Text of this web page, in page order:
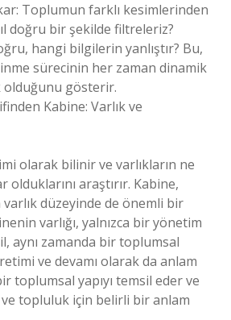
Toplumun farklı kesimlerinden
doğru bir şekilde filtreleriz?
hangi bilgilerin yanlıştır? Bu,
sürecinin her zaman dinamik
olduğunu gösterir.
Kabine: Varlık ve
olarak bilinir ve varlıkların ne
olduklarını araştırır. Kabine,
varlık düzeyinde de önemli bir
varlığı, yalnızca bir yönetim
aynı zamanda bir toplumsal
ve devamı olarak da anlam
toplumsal yapıyı temsil eder ve
ve topluluk için belirli bir anlam